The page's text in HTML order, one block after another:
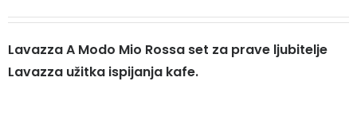
Lavazza A Modo Mio Rossa set za prave ljubitelje
Lavazza užitka ispijanja kafe.